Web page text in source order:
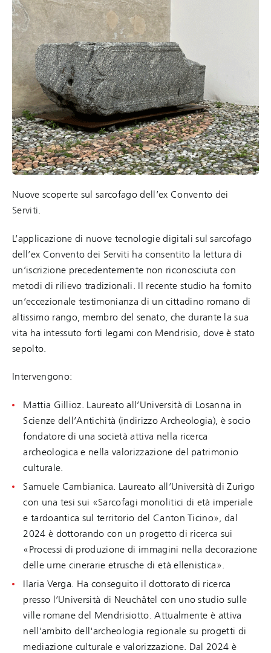
Nuove scoperte sul sarcofago dell’ex Convento dei
Serviti.
L’applicazione di nuove tecnologie digitali sul sarcofago
dell’ex Convento dei Serviti ha consentito la lettura di
un’iscrizione precedentemente non riconosciuta con
metodi di rilievo tradizionali. Il recente studio ha fornito
un’eccezionale testimonianza di un cittadino romano di
altissimo rango, membro del senato, che durante la sua
vita ha intessuto forti legami con Mendrisio, dove è stato
sepolto.
Intervengono:
Mattia Gillioz. Laureato all’Università di Losanna in
Scienze dell’Antichità (indirizzo Archeologia), è socio
fondatore di una società attiva nella ricerca
archeologica e nella valorizzazione del patrimonio
culturale.
Samuele Cambianica. Laureato all’Università di Zurigo
con una tesi sui «Sarcofagi monolitici di età imperiale
e tardoantica sul territorio del Canton Ticino», dal
2024 è dottorando con un progetto di ricerca sui
«Processi di produzione di immagini nella decorazione
delle urne cinerarie etrusche di età ellenistica».
Ilaria Verga. Ha conseguito il dottorato di ricerca
presso l’Università di Neuchâtel con uno studio sulle
ville romane del Mendrisiotto. Attualmente è attiva
nell'ambito dell'archeologia regionale su progetti di
mediazione culturale e valorizzazione. Dal 2024 è